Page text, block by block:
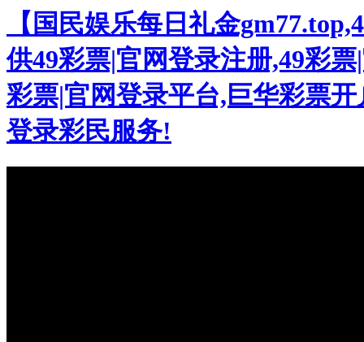
【国民娱乐每日礼金
供49彩票|官网登录注册,49彩
彩票|官网登录平台,巨华彩票
登录彩民服务!